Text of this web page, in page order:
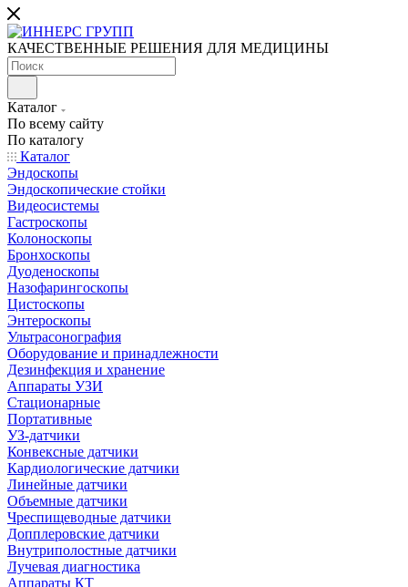
КАЧЕСТВЕННЫЕ РЕШЕНИЯ ДЛЯ МЕДИЦИНЫ
Каталог
По всему сайту
По каталогу
Каталог
Эндоскопы
Эндоскопические стойки
Видеосистемы
Гастроскопы
Колоноскопы
Бронхоскопы
Дуоденоскопы
Назофарингоскопы
Цистоскопы
Энтероскопы
Ультрасонография
Оборудование и принадлежности
Дезинфекция и хранение
Аппараты УЗИ
Стационарные
Портативные
УЗ-датчики
Конвексные датчики
Кардиологические датчики
Линейные датчики
Объемные датчики
Чреспищеводные датчики
Допплеровские датчики
Внутриполостные датчики
Лучевая диагностика
Аппараты КТ